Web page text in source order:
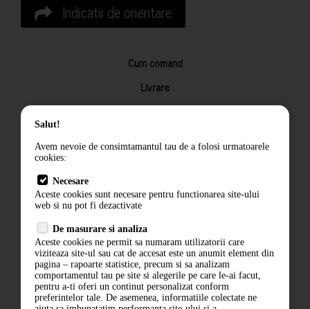
Indicatii de orientare
Cum comand
Livrare
Returnarea produselor
Termeni si conditii
Politica de confidentialitate
ANPC
Salut!
Avem nevoie de consimtamantul tau de a folosi urmatoarele
cookies:
Necesare
Aceste cookies sunt necesare pentru functionarea site-ului
web si nu pot fi dezactivate
De masurare si analiza
Aceste cookies ne permit sa numaram utilizatorii care
viziteaza site-ul sau cat de accesat este un anumit element din
pagina – rapoarte statistice, precum si sa analizam
comportamentul tau pe site si alegerile pe care le-ai facut,
pentru a-ti oferi un continut personalizat conform
preferintelor tale. De asemenea, informatiile colectate ne